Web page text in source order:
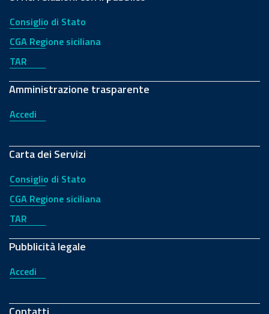
Consiglio di Stato
CGA Regione siciliana
TAR
Amministrazione trasparente
Accedi
Carta dei Servizi
Consiglio di Stato
CGA Regione siciliana
TAR
Pubblicità legale
Accedi